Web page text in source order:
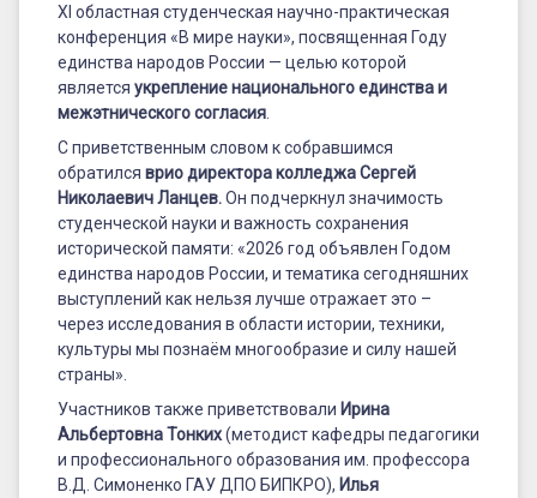
XI областная студенческая научно-практическая
конференция «В мире науки», посвященная Году
единства народов России — целью которой
является укрепление национального единства и
межэтнического согласия
С приветственным словом к собравшимся
обратился врио директора колледжа Сергей
Николаевич Ланцев.Он подчеркнул значимость
студенческой науки и важность сохранения
исторической памяти: «2026 год объявлен Годом
единства народов России, и тематика сегодняшних
выступлений как нельзя лучше отражает это –
через исследования в области истории, техники,
культуры мы познаём многообразие и силу нашей
страны».
Участников также приветствовали Ирина
Альбертовна Тонких(методист кафедры педагогики
и профессионального образования им. профессора
В.Д. Симоненко ГАУ ДПО БИПКРО), Илья